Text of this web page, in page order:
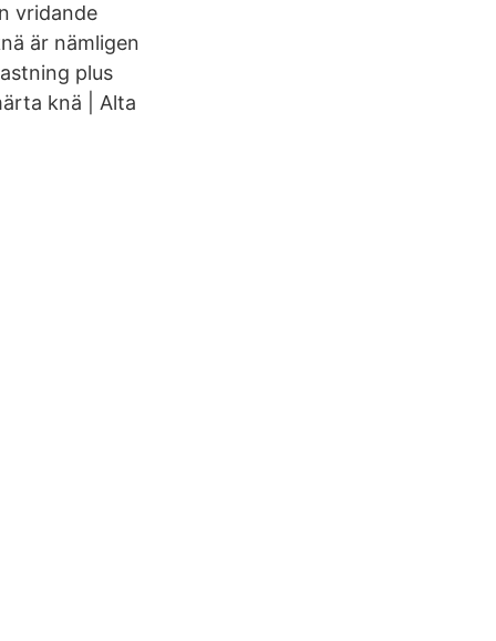
vridande
är nämligen
plus
knä | Alta